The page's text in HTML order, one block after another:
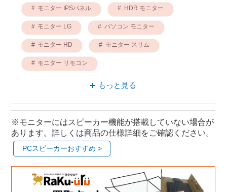
モニター IPSパネル HDR モニター
モニター LG パソコン モニター
モニター HD モニター スリム
モニター リモコン
スマートフォン モニター
もっと見る
※モニターにはスピーカー機能が搭載していない場合が
あります。詳しくは商品の仕様詳細をご確認ください。
PCスピーカーおすすめ >